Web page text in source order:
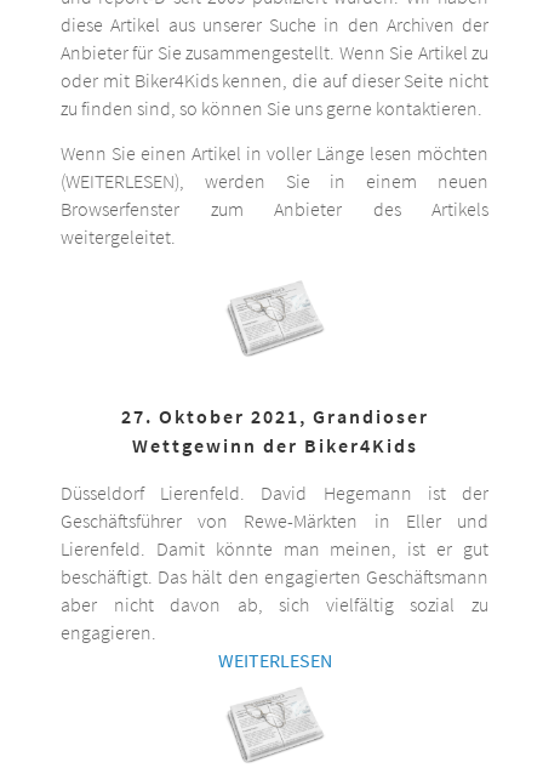
diese Artikel aus unserer Suche in den Archiven der
Anbieter für Sie zusammengestellt. Wenn Sie Artikel zu
oder mit Biker4Kids kennen, die auf dieser Seite nicht
zu finden sind, so können Sie uns gerne kontaktieren.
Wenn Sie einen Artikel in voller Länge lesen möchten
(WEITERLESEN), werden Sie in einem neuen
Browserfenster zum Anbieter des Artikels
weitergeleitet.
27. Oktober 2021, Grandioser
Wettgewinn der Biker4Kids
Düsseldorf Lierenfeld. David Hegemann ist der
Geschäftsführer von Rewe-Märkten in Eller und
Lierenfeld. Damit könnte man meinen, ist er gut
beschäftigt. Das hält den engagierten Geschäftsmann
aber nicht davon ab, sich vielfältig sozial zu
engagieren.
WEITERLESEN